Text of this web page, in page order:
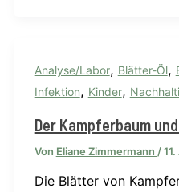
Analyse/Labor, Blätter-Öl,
Infektion, Kinder,
Der Kampferbaum
Von Eliane Zimmermann /
Die Blätter von